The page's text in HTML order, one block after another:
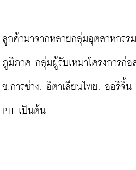
ลูกค้ามาจากหลายกลุ่มอุตสาหกรร
ภูมิภาค กลุ่มผู้รับเหมาโครงการก่อ
ช.การช่าง, อิตาเลียนไทย, ออริจิ้
PTT เป็นต้น